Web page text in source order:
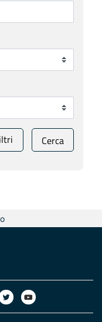
Cerca